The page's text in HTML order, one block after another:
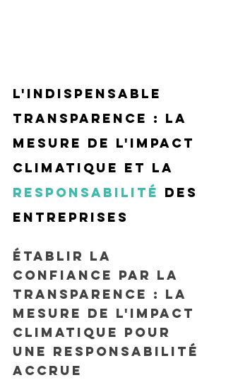
L'indispensable
transparence : la
mesure de l'impact
climatique et la
responsabilité des
entreprises
Établir la
confiance par la
transparence : la
mesure de l'impact
climatique pour
une responsabilité
accrue